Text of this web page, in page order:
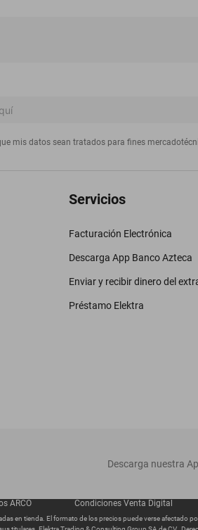
mis datos sean tratados para fines
Servicios
Facturación Electrónica
Descarga App Banco Azteca
Enviar y recibir dinero del
Préstamo Elektra
Descarga nuestra
ARCO Condiciones Venta Digital
en tienda. El formato de los precios puede verse afectado